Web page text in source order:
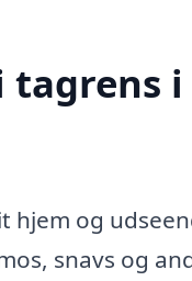
tagrens
hjem og
snavs og